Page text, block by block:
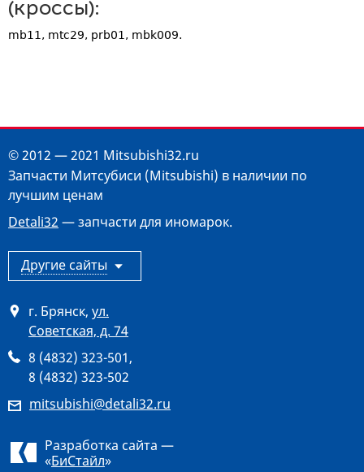
(кроссы):
mb11, mtc29, prb01, mbk009.
© 2012 — 2021 Mitsubishi32.ru
Запчасти Митсубиси (Mitsubishi) в наличии по
лучшим ценам
Detali32 — запчасти для иномарок.
Другие сайты
г. Брянск, ул.
Советская, д. 74
8 (4832) 323-501,
8 (4832) 323-502
mitsubishi@detali32.ru
Разработка сайта —
«БиСтайл»